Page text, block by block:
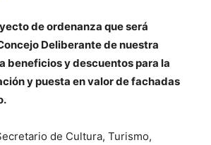
de ordenanza que será
Deliberante de nuestra
beneficios y descuentos para la
y puesta en valor de fachadas
de Cultura, Turismo,